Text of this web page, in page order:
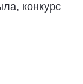
конкурс